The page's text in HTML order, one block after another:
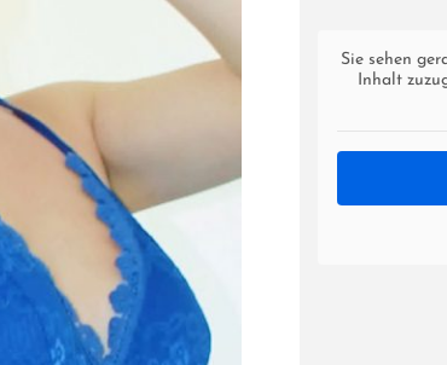
Sie sehen
Inhalt